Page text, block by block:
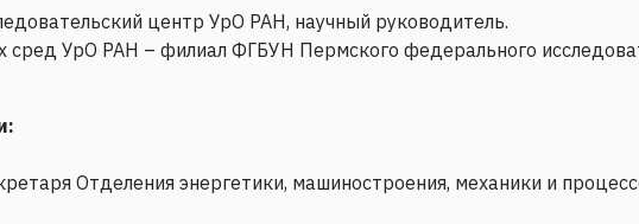
центр УрО РАН, научный руководитель.
сред УрО РАН – филиал ФГБУН Пермского федерального
Отделения энергетики, машиностроения, механики и